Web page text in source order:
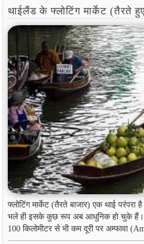
थाईलैंड के फ्लोटिंग मार्केट (तैरते
फ्लोटिंग मार्केट (तैरते बाजार) एक थाई
भले ही इसके कुछ रूप अब आधुनिक हो चुके हैं।
100 किलोमीटर से भी कम दूरी पर अम्फावा